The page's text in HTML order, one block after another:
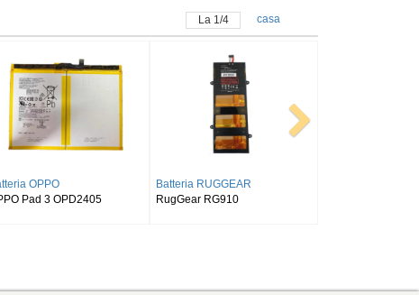
La 1/4 casa
Batteria SAMSUNG
SAMSUNG Tab Active Pro SM-
Batteria ALLDOCUBE
Alldocube T50